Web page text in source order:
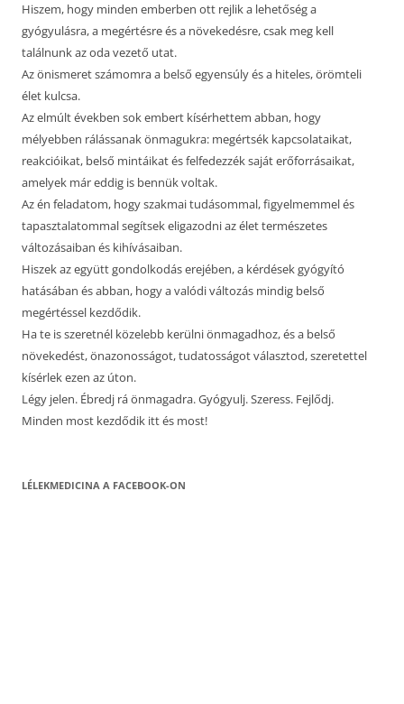
Hiszem, hogy minden emberben ott rejlik a lehetőség a
gyógyulásra, a megértésre és a növekedésre, csak meg kell
találnunk az oda vezető utat.
Az önismeret számomra a belső egyensúly és a hiteles, örömteli
élet kulcsa.
Az elmúlt években sok embert kísérhettem abban, hogy
mélyebben rálássanak önmagukra: megértsék kapcsolataikat,
reakcióikat, belső mintáikat és felfedezzék saját erőforrásaikat,
amelyek már eddig is bennük voltak.
Az én feladatom, hogy szakmai tudásommal, figyelmemmel és
tapasztalatommal segítsek eligazodni az élet természetes
változásaiban és kihívásaiban.
Hiszek az együtt gondolkodás erejében, a kérdések gyógyító
hatásában és abban, hogy a valódi változás mindig belső
megértéssel kezdődik.
Ha te is szeretnél közelebb kerülni önmagadhoz, és a belső
növekedést, önazonosságot, tudatosságot választod, szeretettel
kísérlek ezen az úton.
Légy jelen. Ébredj rá önmagadra. Gyógyulj. Szeress. Fejlődj.
Minden most kezdődik itt és most!
LÉLEKMEDICINA A FACEBOOK-ON